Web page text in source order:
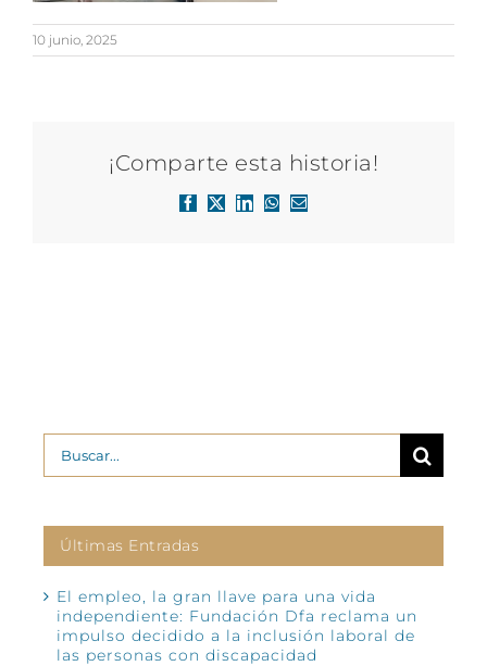
10 junio, 2025
¡Comparte esta historia!
Facebook
X LinkedInWhatsApp
Correo
Buscar:
Últimas Entradas
El empleo, la gran llave para una vida
independiente: Fundación Dfa reclama un
impulso decidido a la inclusión laboral de
las personas con discapacidad